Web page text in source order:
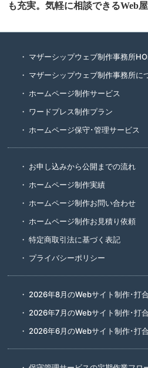
も充実。気軽に相談できるWeb屋
マザーシップウェブ制作事務所
マザーシップウェブ制作事務所に
ホームページ制作サービス
ワードプレス制作プラン
ホームページ保守･管理サービス
お申し込みから公開までの流れ
ホームページ制作実績
ホームページ制作お問い合わせ
ホームページ制作お見積り依頼
特定商取引法に基づく表記
プライバシーポリシー
2026年8月のWebサイト制作･打
2026年7月のWebサイト制作･打
2026年6月のWebサイト制作･打